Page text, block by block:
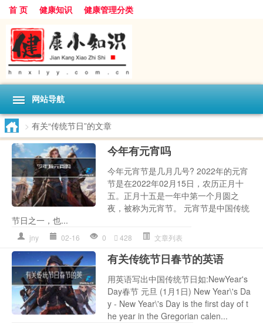
首 页 健康知识 健康管理分类
网站导航
> 有关“传统节日”的文章
今年有元宵吗
今年元宵节是几月几号? 2022年的元宵
节是在2022年02月15日，农历正月十
五。正月十五是一年中第一个月圆之
夜，被称为元宵节。 元宵节是中国传统
节日之一，也...
jny 02-16 0 428 文章列表
有关传统节日春节的英语
用英语写出中国传统节日如:NewYear's
Day春节 元旦 (1月1日) New Year\'s Da
y - New Year\'s Day is the first day of t
he year in the Gregorian calen...